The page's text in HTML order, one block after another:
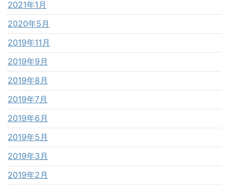
2021年1月
2020年5月
2019年11月
2019年9月
2019年8月
2019年7月
2019年6月
2019年5月
2019年3月
2019年2月